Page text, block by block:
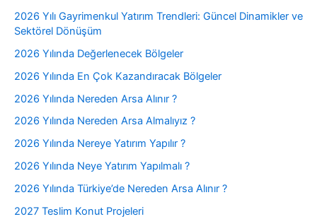
2026 Yılı Gayrimenkul Yatırım Trendleri: Güncel Dinamikler ve
Sektörel Dönüşüm
2026 Yılında Değerlenecek Bölgeler
2026 Yılında En Çok Kazandıracak Bölgeler
2026 Yılında Nereden Arsa Alınır ?
2026 Yılında Nereden Arsa Almalıyız ?
2026 Yılında Nereye Yatırım Yapılır ?
2026 Yılında Neye Yatırım Yapılmalı ?
2026 Yılında Türkiye’de Nereden Arsa Alınır ?
2027 Teslim Konut Projeleri